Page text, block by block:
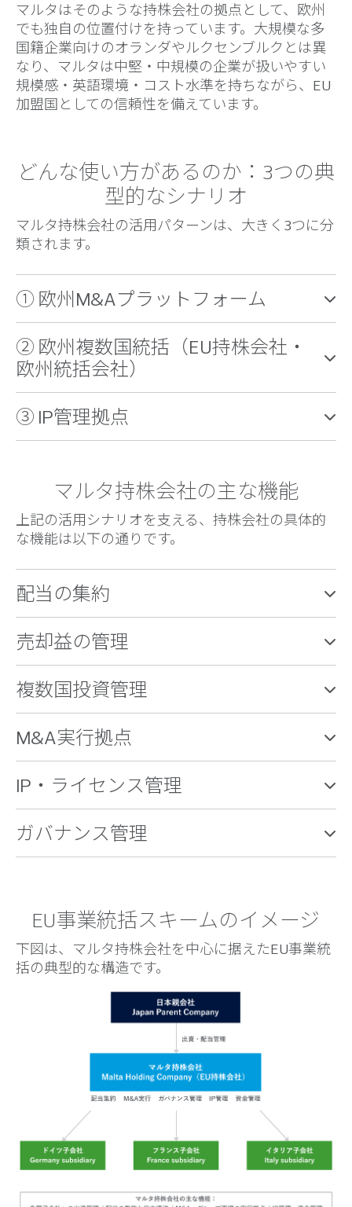
マルタはそのような持株会社の拠点として、欧州
でも独自の位置付けを持っています。大規模な多
国籍企業向けのオランダやルクセンブルクとは異
なり、マルタは中堅・中規模の企業が扱いやすい
規模感・英語環境・コスト水準を持ちながら、EU
加盟国としての信頼性を備えています。
どんな使い方があるのか：3つの典
型的なシナリオ
マルタ持株会社の活用パターンは、大きく3つに分
類されます。
① 欧州M&Aプラットフォーム
② 欧州複数国統括（EU持株会社・
欧州統括会社）
③ IP管理拠点
マルタ持株会社の主な機能
上記の活用シナリオを支える、持株会社の具体的
な機能は以下の通りです。
配当の集約
売却益の管理
複数国投資管理
M&A実行拠点
IP・ライセンス管理
ガバナンス管理
EU事業統括スキームのイメージ
下図は、マルタ持株会社を中心に据えたEU事業統
括の典型的な構造です。